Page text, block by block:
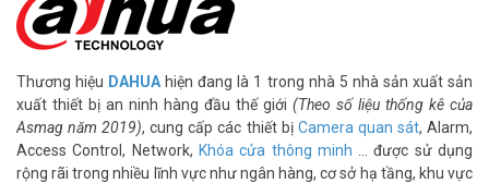
Thương hiệu DAHUA hiện đang là 1 trong nhà 5 nhà sản xuất sản
xuất thiết bị an ninh hàng đầu thế giới (Theo số liệu thống kê của
Asmag năm 2019), cung cấp các thiết bị Camera quan sát, Alarm,
Access Control, Network, Khóa cửa thông minh … được sử dụng
rộng rãi trong nhiều lĩnh vực như ngân hàng, cơ sở hạ tầng, khu vực